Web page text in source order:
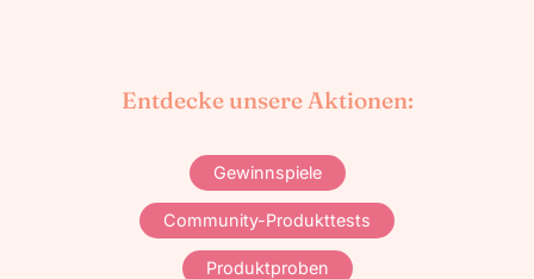
Entdecke unsere Aktionen:
Gewinnspiele
Community-Produkttests
Produktproben